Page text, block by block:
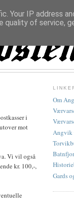
i
mot
Vi vil også
kr. 100,-,
Om
Angvik
Gards
Your IP address
quality of service,